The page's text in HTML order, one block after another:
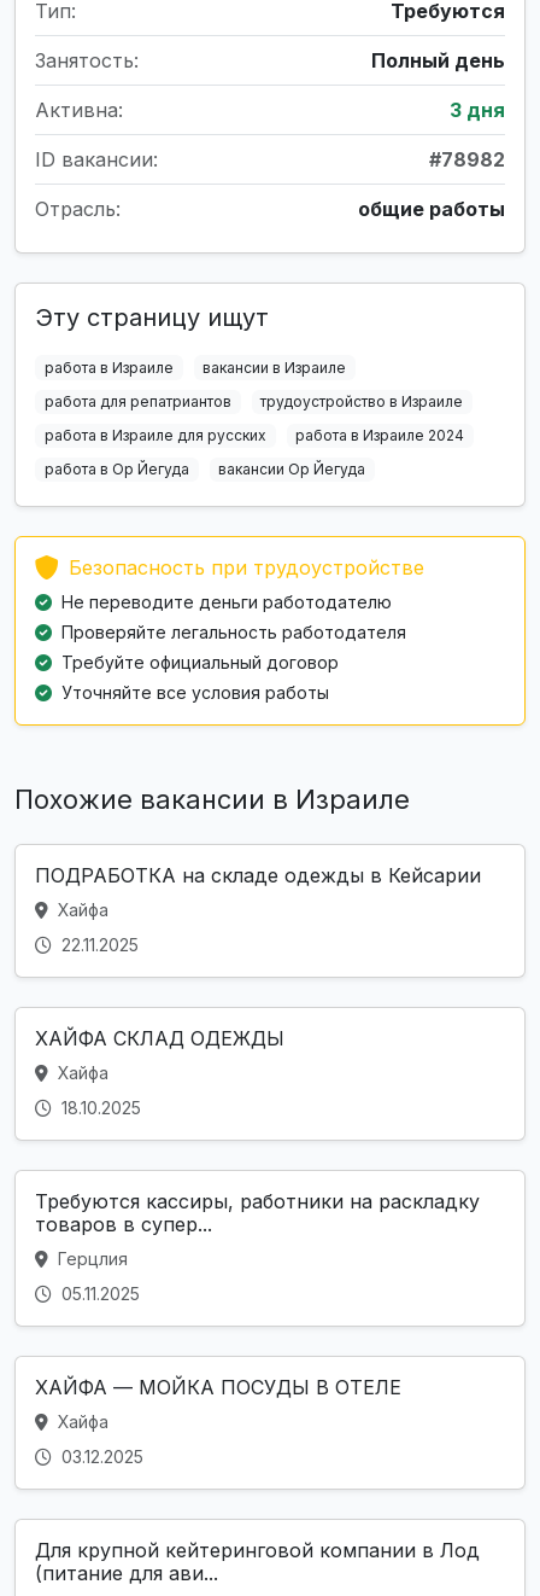
Тип: Требуются
Занятость: Полный день
Активна: 3 дня
ID вакансии: #78982
Отрасль: общие работы
Эту страницу ищут
работа в Израиле
вакансии в Израиле
работа для репатриантов
трудоустройство в Израиле
работа в Израиле для русских
работа в Израиле 2024
работа в Ор Йегуда
вакансии Ор Йегуда
Безопасность при трудоустройстве
Не переводите деньги работодателю
Проверяйте легальность работодателя
Требуйте официальный договор
Уточняйте все условия работы
Похожие вакансии в Израиле
ПОДРАБОТКА на складе одежды в Кейсарии
Хайфа
22.11.2025
ХАЙФА СКЛАД ОДЕЖДЫ
Хайфа
18.10.2025
Требуются кассиры, работники на раскладку
товаров в супер...
Герцлия
05.11.2025
ХАЙФА — МОЙКА ПОСУДЫ В ОТЕЛЕ
Хайфа
03.12.2025
Для крупной кейтеринговой компании в Лод
(питание для ави...